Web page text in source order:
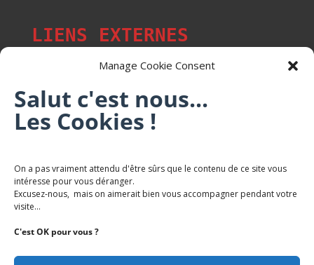
Manage Cookie Consent
Salut c'est nous...
Les Cookies !
On a pas vraiment attendu d'être sûrs que le contenu de ce site vous
intéresse pour vous déranger.
Excusez-nous, mais on aimerait bien vous accompagner pendant votre
visite...
C'est OK pour vous ?
LIENS EXTERNES
Les p'tits citoyens de Mont-Saint-Martin
Trail Saintmartinois Daniel FEITE
Karaté Mont Saint Martin